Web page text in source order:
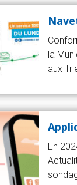
la
aux
En